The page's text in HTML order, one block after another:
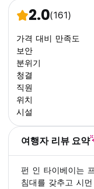
2.0(161)
가격 대비 만족도
보안
분위기
청결
직원
위치
시설
여행자 리뷰 요약
펀 인 타이베이는
침대를 갖추고 시